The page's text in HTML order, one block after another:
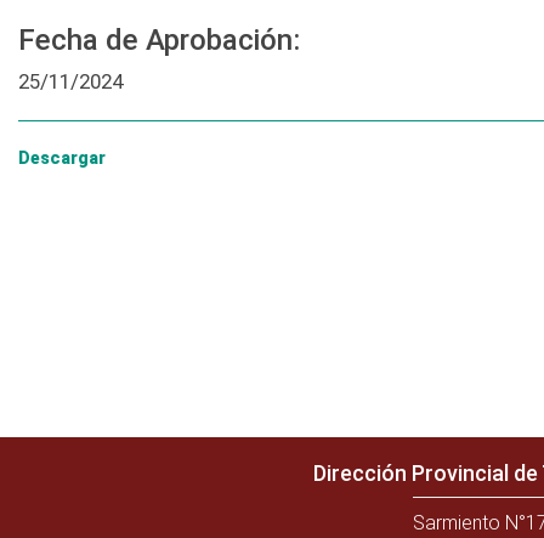
Fecha de Aprobación:
25/11/2024
Descargar
Dirección Provincial
Sarmiento